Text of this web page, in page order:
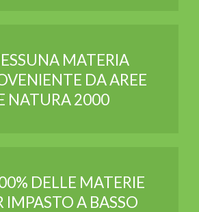
MATERIA
DA AREE
NATURA 2000
DELLE MATERIE
IMPASTO A BASSO